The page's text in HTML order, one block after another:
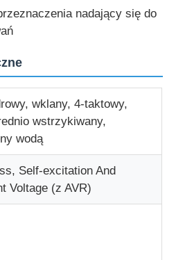
nadający się do
wklany, 4-taktowy,
wstrzykiwany,
wodą
Self-excitation And
Voltage (z AVR)